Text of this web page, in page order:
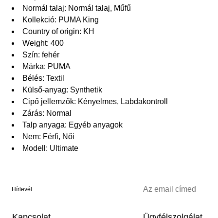
Normál talaj: Normál talaj, Műfű
Kollekció: PUMA King
Country of origin: KH
Weight: 400
Szín: fehér
Márka: PUMA
Bélés: Textil
Külső-anyag: Synthetik
Cipő jellemzők: Kényelmes, Labdakontroll
Zárás: Normal
Talp anyaga: Egyéb anyagok
Nem: Férfi, Női
Modell: Ultimate
Hírlevél